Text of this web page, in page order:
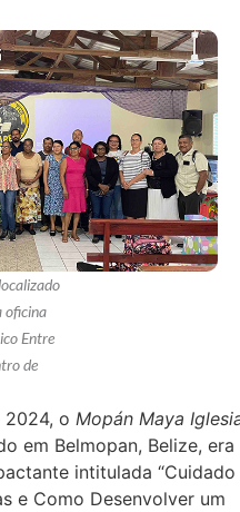
oficina
Entre
de
o Mopán Maya
em Belmopan, Belize, era
intitulada “Cuidado
e Como Desenvolver um